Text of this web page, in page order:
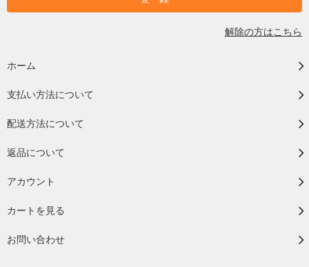
解除の方はこちら
ホーム
支払い方法について
配送方法について
返品について
アカウント
カートを見る
お問い合わせ